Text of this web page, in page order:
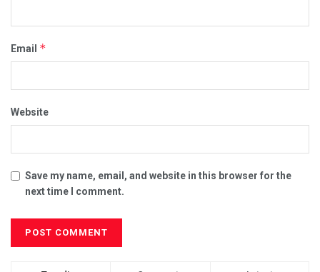
Email *
Website
Save my name, email, and website in this browser for the
next time I comment.